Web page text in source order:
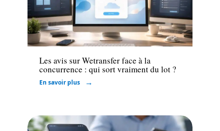
High-Tech
Les avis sur Wetransfer face à la
concurrence : qui sort vraiment du lot ?
En savoir plus